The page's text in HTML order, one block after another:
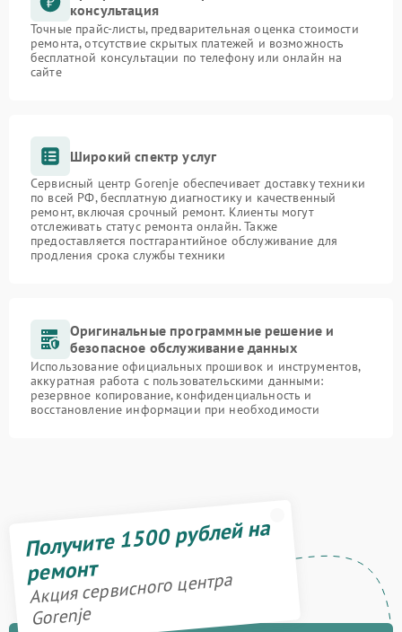
консультация
Точные прайс-листы, предварительная оценка стоимости
ремонта, отсутствие скрытых платежей и возможность
бесплатной консультации по телефону или онлайн на
сайте
Широкий спектр услуг
Сервисный центр Gorenje обеспечивает доставку техники
по всей РФ, бесплатную диагностику и качественный
ремонт, включая срочный ремонт. Клиенты могут
отслеживать статус ремонта онлайн. Также
предоставляется постгарантийное обслуживание для
продления срока службы техники
Оригинальные программные решение и
безопасное обслуживание данных
Использование официальных прошивок и инструментов,
аккуратная работа с пользовательскими данными:
резервное копирование, конфиденциальность и
восстановление информации при необходимости
Получите 1500 рублей на
ремонт
Акция сервисного центра
Gorenje